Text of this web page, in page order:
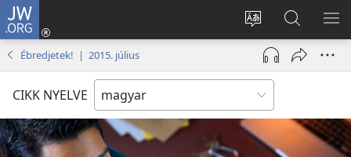
JW.ORG
Oldal
nyelvének
megváltoztatása
Bejelentkezés
(opens
window)
Keresés
a jw.org
honlapon
Ébredjetek! | 2015. július
CIKK NYELVE